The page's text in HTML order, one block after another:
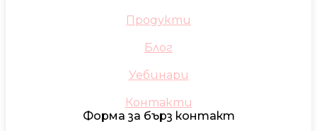
Продукти
Блог
Уебинари
Контакти
Форма за бърз контакт